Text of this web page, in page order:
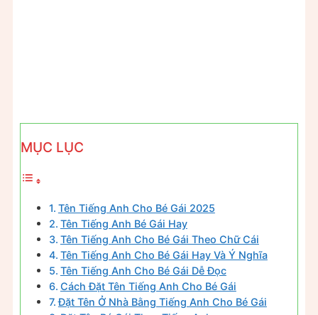
MỤC LỤC
Tên Tiếng Anh Cho Bé Gái 2025
Tên Tiếng Anh Bé Gái Hay
Tên Tiếng Anh Cho Bé Gái Theo Chữ Cái
Tên Tiếng Anh Cho Bé Gái Hay Và Ý Nghĩa
Tên Tiếng Anh Cho Bé Gái Dễ Đọc
Cách Đặt Tên Tiếng Anh Cho Bé Gái
Đặt Tên Ở Nhà Bằng Tiếng Anh Cho Bé Gái